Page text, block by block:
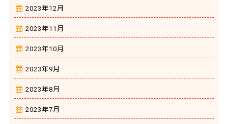
2023年12月
2023年11月
2023年10月
2023年9月
2023年8月
2023年7月